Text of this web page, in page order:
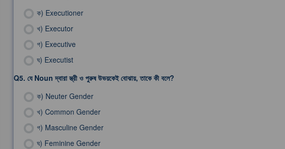
ক) Executioner
খ) Executor
গ) Executive
ঘ) Executist
Q5. যে Noun দ্বারা স্ত্রী ও পুরুষ উভয়কেই বোঝায়, তাকে কী বলে?
ক) Neuter Gender
খ) Common Gender
গ) Masculine Gender
ঘ) Feminine Gender